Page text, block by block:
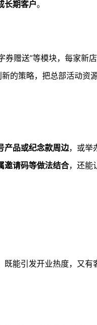
长期客户。
券赠送”等模块，每家新
的策略，把总部活动资
产品或纪念款周边，或举
邀请码等做法结合，还能
能引发开业热度，又有